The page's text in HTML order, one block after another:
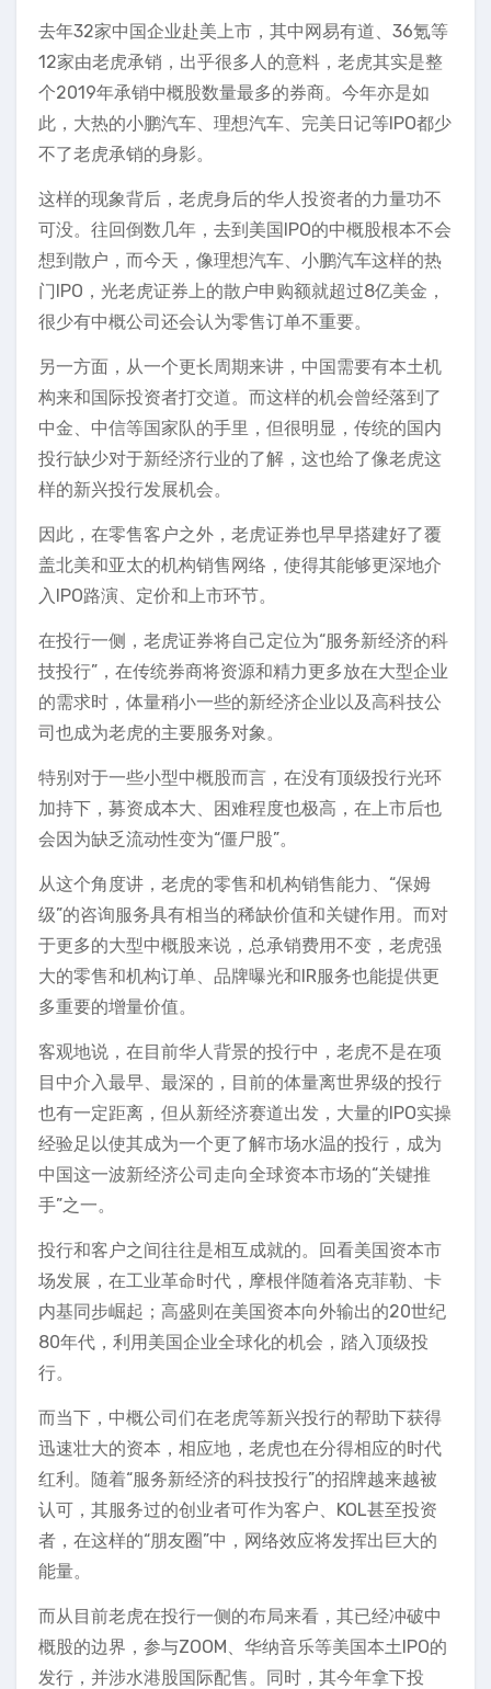
去年32家中国企业赴美上市，其中网易有道、36氪等
12家由老虎承销，出乎很多人的意料，老虎其实是整
个2019年承销中概股数量最多的券商。今年亦是如
此，大热的小鹏汽车、理想汽车、完美日记等IPO都少
不了老虎承销的身影。
这样的现象背后，老虎身后的华人投资者的力量功不
可没。往回倒数几年，去到美国IPO的中概股根本不会
想到散户，而今天，像理想汽车、小鹏汽车这样的热
门IPO，光老虎证券上的散户申购额就超过8亿美金，
很少有中概公司还会认为零售订单不重要。
另一方面，从一个更长周期来讲，中国需要有本土机
构来和国际投资者打交道。而这样的机会曾经落到了
中金、中信等国家队的手里，但很明显，传统的国内
投行缺少对于新经济行业的了解，这也给了像老虎这
样的新兴投行发展机会。
因此，在零售客户之外，老虎证券也早早搭建好了覆
盖北美和亚太的机构销售网络，使得其能够更深地介
入IPO路演、定价和上市环节。
在投行一侧，老虎证券将自己定位为“服务新经济的科
技投行”，在传统券商将资源和精力更多放在大型企业
的需求时，体量稍小一些的新经济企业以及高科技公
司也成为老虎的主要服务对象。
特别对于一些小型中概股而言，在没有顶级投行光环
加持下，募资成本大、困难程度也极高，在上市后也
会因为缺乏流动性变为“僵尸股”。
从这个角度讲，老虎的零售和机构销售能力、“保姆
级”的咨询服务具有相当的稀缺价值和关键作用。而对
于更多的大型中概股来说，总承销费用不变，老虎强
大的零售和机构订单、品牌曝光和IR服务也能提供更
多重要的增量价值。
客观地说，在目前华人背景的投行中，老虎不是在项
目中介入最早、最深的，目前的体量离世界级的投行
也有一定距离，但从新经济赛道出发，大量的IPO实操
经验足以使其成为一个更了解市场水温的投行，成为
中国这一波新经济公司走向全球资本市场的“关键推
手”之一。
投行和客户之间往往是相互成就的。回看美国资本市
场发展，在工业革命时代，摩根伴随着洛克菲勒、卡
内基同步崛起；高盛则在美国资本向外输出的20世纪
80年代，利用美国企业全球化的机会，踏入顶级投
行。
而当下，中概公司们在老虎等新兴投行的帮助下获得
迅速壮大的资本，相应地，老虎也在分得相应的时代
红利。随着“服务新经济的科技投行”的招牌越来越被
认可，其服务过的创业者可作为客户、KOL甚至投资
者，在这样的“朋友圈”中，网络效应将发挥出巨大的
能量。
而从目前老虎在投行一侧的布局来看，其已经冲破中
概股的边界，参与ZOOM、华纳音乐等美国本土IPO的
发行，并涉水港股国际配售。同时，其今年拿下投